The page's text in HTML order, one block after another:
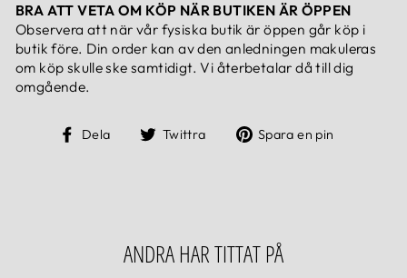
BRA ATT VETA OM KÖP NÄR BUTIKEN ÄR ÖPPEN
Observera att när vår fysiska butik är öppen går köp i
butik före. Din order kan av den anledningen makuleras
om köp skulle ske samtidigt. Vi återbetalar då till dig
omgående.
Dela
Dela Twittra
Dela Spara en pin
ANDRA HAR TITTAT PÅ